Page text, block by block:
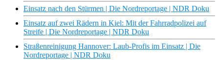
Einsatz nach den Stürmen | Die Nordreportage | NDR Doku
Einsatz auf zwei Rädern in Kiel: Mit der Fahrradpolizei auf
Streife | Die Nordreportage | NDR Doku
Straßenreinigung Hannover: Laub-Profis im Einsatz | Die
Nordreportage | NDR Doku